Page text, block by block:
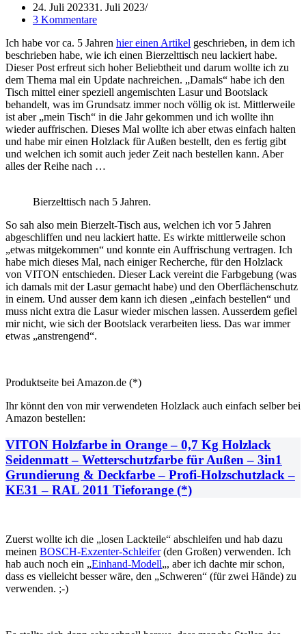
24. Juli 202331. Juli 2023
3 Kommentare
Ich habe vor ca. 5 Jahren hier einen Artikel geschrieben, in dem ich
beschrieben habe, wie ich einen Bierzelttisch neu lackiert habe.
Dieser Post erfreut sich hoher Beliebtheit und darum wollte ich zu
dem Thema mal ein Update nachreichen. „Damals“ habe ich den
Tisch mittel einer speziell angemischten Lasur und Bootslack
behandelt, was im Grundsatz immer noch völlig ok ist. Mittlerweile
ist aber „mein Tisch“ in die Jahr gekommen und ich wollte ihn
wieder auffrischen. Dieses Mal wollte ich aber etwas einfach halten
und habe mir einen Holzlack für Außen bestellt, den es fertig gibt
und welchen ich somit auch jeder Zeit nach bestellen kann. Aber
alles der Reihe nach …
Bierzelttisch nach 5 Jahren.
So sah also mein Bierzelt-Tisch aus, welchen ich vor 5 Jahren
abgeschliffen und neu lackiert hatte. Es wirkte mittlerweile schon
„etwas mitgekommen“ und konnte ein Auffrischung vertragen. Ich
habe mich dieses Mal, nach einiger Recherche, für den Holzlack
von VITON entschieden. Dieser Lack vereint die Farbgebung (was
ich damals mit der Lasur gemacht habe) und den Oberflächenschutz
in einem. Und ausser dem kann ich diesen „einfach bestellen“ und
muss nicht extra die Lasur wieder mischen lassen. Ausserdem gefiel
mir nicht, wie sich der Bootslack verarbeiten liess. Das war immer
etwas „anstrengend“.
Produktseite bei Amazon.de (*)
Ihr könnt den von mir verwendeten Holzlack auch einfach selber bei
Amazon bestellen:
VITON Holzfarbe in Orange – 0,7 Kg Holzlack
Seidenmatt – Wetterschutzfarbe für Außen – 3in1
Grundierung & Deckfarbe – Profi-Holzschutzlack –
KE31 – RAL 2011 Tieforange (*)
Zuerst wollte ich die „losen Lackteile“ abschleifen und hab dazu
meinen BOSCH-Exzenter-Schleifer(den Großen) verwenden. Ich
hab auch noch ein „Einhand-Modell„, aber ich dachte mir schon,
dass es vielleicht besser wäre, den „Schweren“ (für zwei Hände) zu
verwenden. ;-)